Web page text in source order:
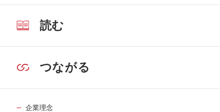
読む
つながる
企業理念